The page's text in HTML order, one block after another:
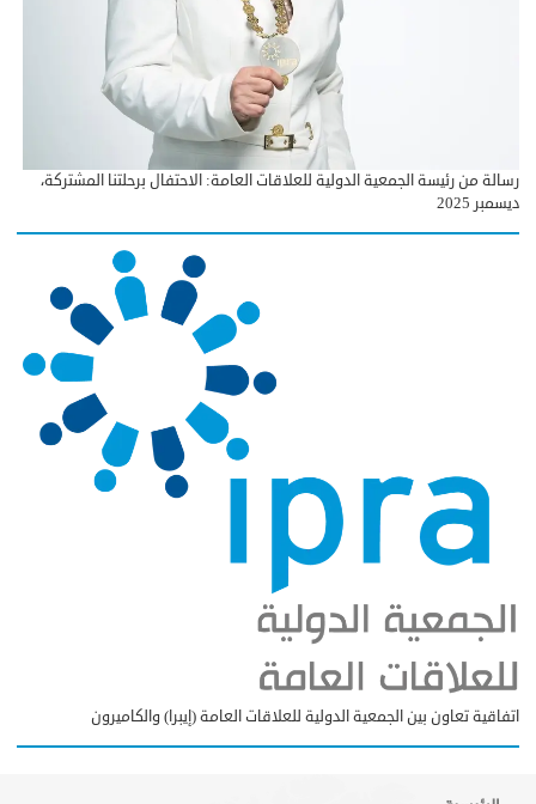
رسالة من رئيسة الجمعية الدولية للعلاقات العامة: الاحتفال برحلتنا المشتركة،
ديسمبر 2025
اتفاقية تعاون بين الجمعية الدولية للعلاقات العامة (إيبرا) والكاميرون